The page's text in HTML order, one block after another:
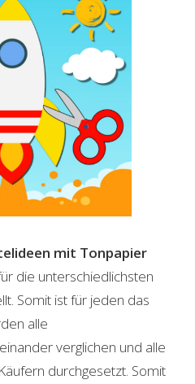
mit Tonpapier
die unterschiedlichsten
Somit ist für jeden das
alle
verglichen und alle
durchgesetzt. Somit